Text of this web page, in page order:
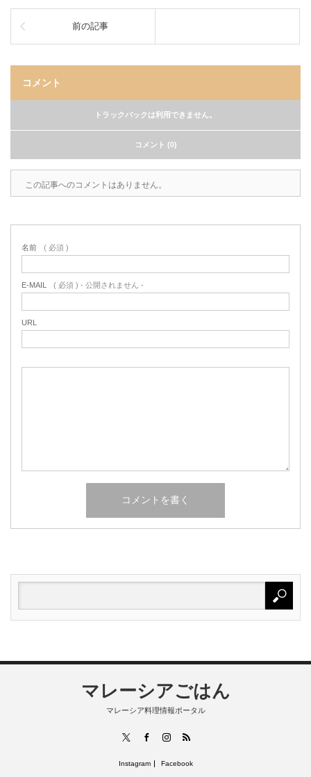
前の記事
コメント
トラックバックは利用できません。
コメント (0)
この記事へのコメントはありません。
名前 ( 必須 )
E-MAIL ( 必須 ) - 公開されません -
URL
マレーシアごはん
マレーシア料理情報ポータル
FacebookInstagram
RSS
Instagram Facebook